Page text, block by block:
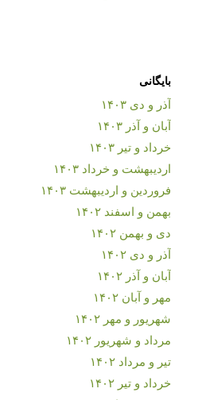
بایگانی
آذر و دی ۱۴۰۳
آبان و آذر ۱۴۰۳
خرداد و تیر ۱۴۰۳
اردیبهشت و خرداد ۱۴۰۳
فروردین و اردیبهشت ۱۴۰۳
بهمن و اسفند ۱۴۰۲
دی و بهمن ۱۴۰۲
آذر و دی ۱۴۰۲
آبان و آذر ۱۴۰۲
مهر و آبان ۱۴۰۲
شهریور و مهر ۱۴۰۲
مرداد و شهریور ۱۴۰۲
تیر و مرداد ۱۴۰۲
خرداد و تیر ۱۴۰۲